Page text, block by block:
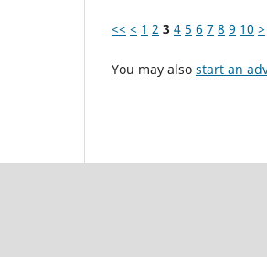
<< < 1 2 3 4 5 6 7 8 9 10 >
You may also start an